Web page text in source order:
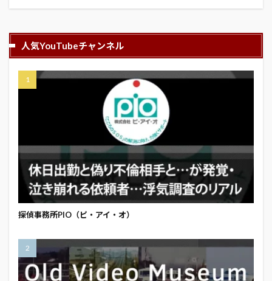
人気YouTubeチャンネル
探偵事務所PIO（ピ・アイ・オ）